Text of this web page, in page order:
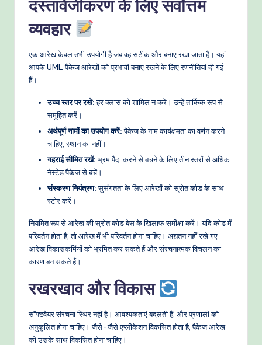
दस्तावेजीकरण के लिए सर्वोत्तम
व्यवहार
एक आरेख केवल तभी उपयोगी है जब वह सटीक और बनाए रखा जाता है। यहां
आपके UML पैकेज आरेखों को प्रभावी बनाए रखने के लिए रणनीतियां दी गई
हैं।
उच्च स्तर पर रखें:हर क्लास को शामिल न करें। उन्हें तार्किक रूप से
समूहित करें।
अर्थपूर्ण नामों का उपयोग करें:पैकेज के नाम कार्यक्षमता का वर्णन करने
चाहिए, स्थान का नहीं।
गहराई सीमित रखें: भ्रम पैदा करने से बचने के लिए तीन स्तरों से अधिक
नेस्टेड पैकेज से बचें।
संस्करण नियंत्रण:सुसंगतता के लिए आरेखों को स्रोत कोड के साथ
स्टोर करें।
नियमित रूप से आरेख की स्रोत कोड बेस के खिलाफ समीक्षा करें। यदि कोड में
परिवर्तन होता है, तो आरेख में भी परिवर्तन होना चाहिए। अद्यतन नहीं रखे गए
आरेख विकासकर्मियों को भ्रमित कर सकते हैं और संरचनात्मक विचलन का
कारण बन सकते हैं।
रखरखाव और विकास
सॉफ्टवेयर संरचना स्थिर नहीं है। आवश्यकताएं बदलती हैं, और प्रणाली को
अनुकूलित होना चाहिए। जैसे-जैसे एप्लीकेशन विकसित होता है, पैकेज आरेख
को उसके साथ विकसित होना चाहिए।